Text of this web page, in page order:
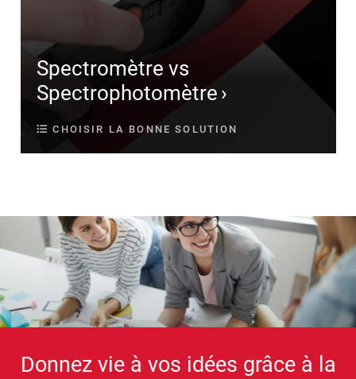
Spectromètre vs
Spectrophotomètre
CHOISIR LA BONNE SOLUTION
Donnez vie à vos idées grâce à la